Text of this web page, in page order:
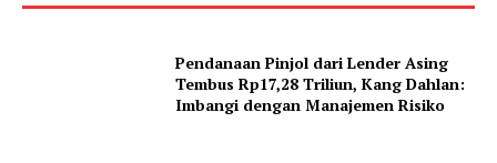
Pendanaan Pinjol dari Lender Asing
Tembus Rp17,28 Triliun, Kang Dahlan:
Imbangi dengan Manajemen Risiko